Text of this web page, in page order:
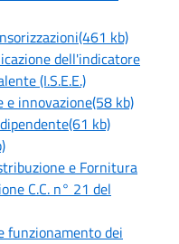
kb)
dell'indicatore
(I.S.E.E.)
e innovazione(58 kb)
kb)
e Fornitura
C.C. n° 21 del
funzionamento dei